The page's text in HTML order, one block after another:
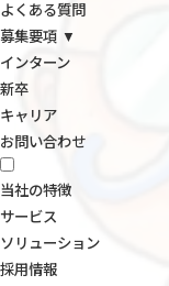
よくある質問
募集要項 ▼
インターン
新卒
キャリア
お問い合わせ
当社の特徴
サービス
ソリューション
採用情報